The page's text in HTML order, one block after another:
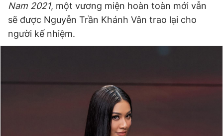
Nam 2021, một vương miện hoàn toàn mới vẫn
sẽ được Nguyễn Trần Khánh Vân trao lại cho
người kế nhiệm.